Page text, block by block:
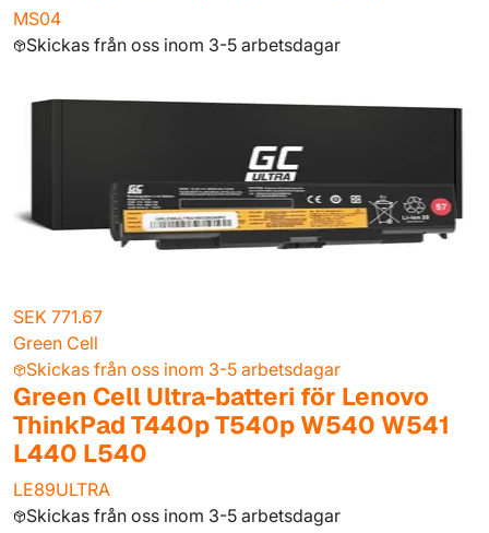
MS04
Skickas från oss inom 3-5 arbetsdagar
SEK 771.67
Green Cell
Skickas från oss inom 3-5 arbetsdagar
Green Cell Ultra-batteri för Lenovo
ThinkPad T440p T540p W540 W541
L440 L540
LE89ULTRA
Skickas från oss inom 3-5 arbetsdagar